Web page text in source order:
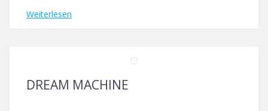
Weiterlesen
DREAM MACHINE